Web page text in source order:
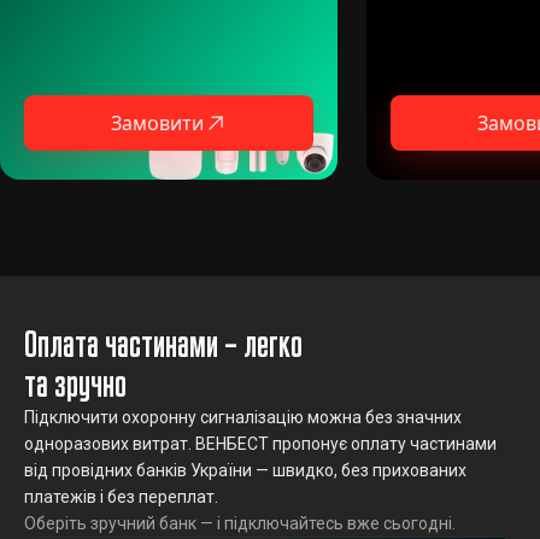
Замовити
Оплата частинами – легко
та зручно
Підключити охоронну сигналізацію можна без значних
одноразових витрат. ВЕНБЕСТ пропонує оплату частинами
від провідних банків України — швидко, без прихованих
платежів і без переплат.
Оберіть зручний банк — і підключайтесь вже сьогодні.